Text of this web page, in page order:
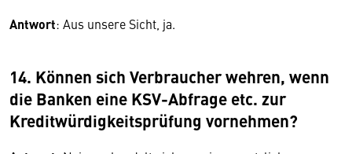
Antwort: Aus unsere Sicht, ja.
14. Können sich Verbraucher wehren, wenn
die Banken eine KSV-Abfrage etc. zur
Kreditwürdigkeitsprüfung vornehmen?